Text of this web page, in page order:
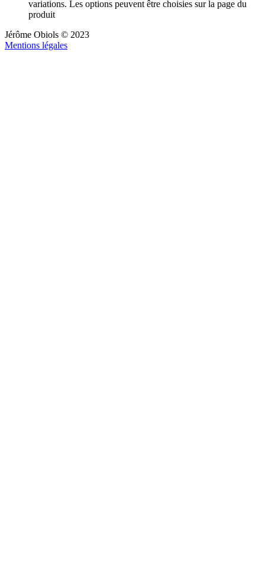
variations. Les options peuvent être choisies sur la page du
produit
Jérôme Obiols © 2023
Mentions légales